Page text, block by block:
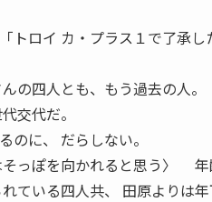
トロイ カ・プラス１で了承
の四人とも、もう過去の人。
交代だ。
のに、 だらしない。
っぽを向かれると思う〉
ている四人共、 田原よりは年